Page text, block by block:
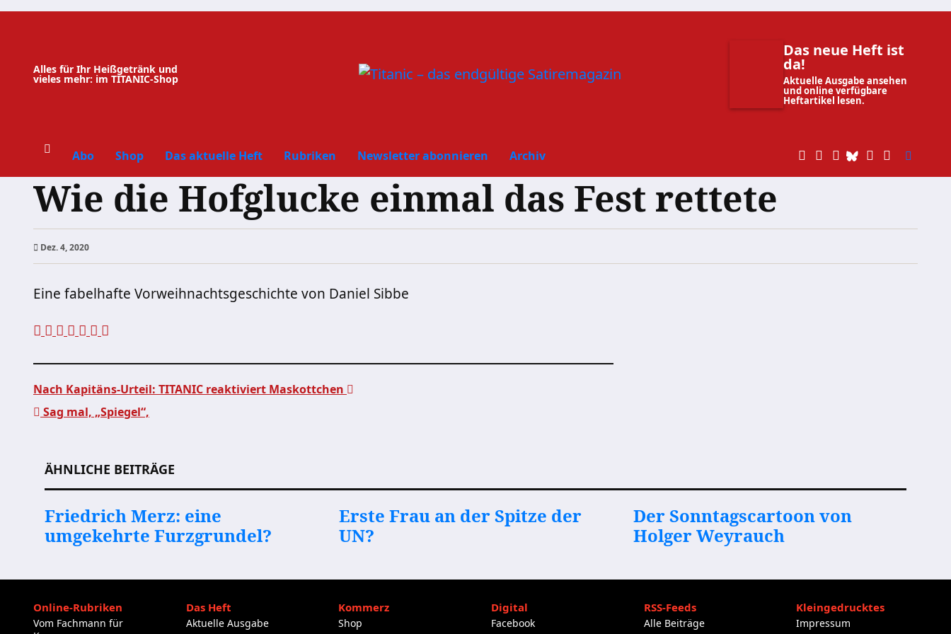
Zum
Alles für Ihr Heißgetränk und
vieles mehr: im TITANIC-Shop
Das neue Heft ist
da!
Aktuelle Ausgabe ansehen
und online verfügbare
Heftartikel lesen.
Abo Shop Das aktuelle Heft Rubriken Newsletter abonnieren Archiv
Wie die Hofglucke einmal das Fest rettete
Dez. 4, 2020
Eine fabelhafte Vorweihnachtsgeschichte von Daniel Sibbe
Nach Kapitäns-Urteil: TITANIC reaktiviert Maskottchen
Sag mal, „Spiegel“,
ÄHNLICHE BEITRÄGE
Friedrich Merz: eine
umgekehrte Furzgrundel?
Erste Frau an der Spitze der
UN?
Der Sonntagscartoon von
Holger Weyrauch
Online-Rubriken
Vom Fachmann für
Das Heft
Aktuelle Ausgabe
Kommerz
Shop
Digital
Facebook
RSS-Feeds
Alle Beiträge
Kleingedrucktes
Impressum